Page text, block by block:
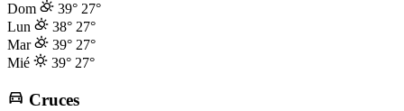
Dom
39° 27°
Lun
38° 27°
Mar
39° 27°
Mié
39° 27°
Cruces